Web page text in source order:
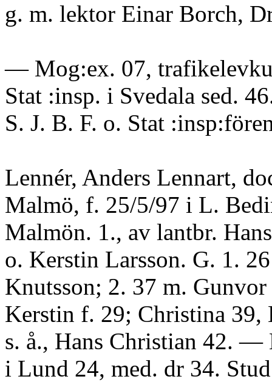
g. m. lektor Einar Borch,
— Mog:ex. 07,
Stat :insp. i Svedala sed.
S. J. B. F. o. Stat
Lennér, Anders Lennart,
Malmö, f. 25/5/97 i L.
Malmön. 1., av lantbr.
o. Kerstin Larsson. G. 1.
Knutsson; 2. 37 m.
Kerstin f. 29; Christina 39,
s. å., Hans Christian 42. —
i Lund 24, med. dr 34.